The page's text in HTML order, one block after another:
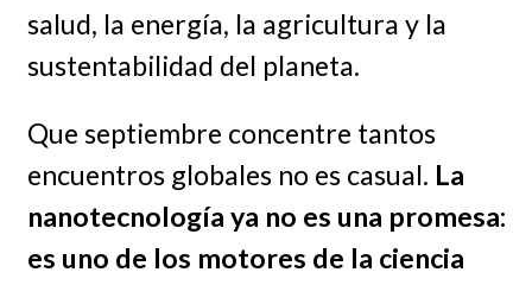
salud, la energía, la agricultura y la
sustentabilidad del planeta.
Que septiembre concentre tantos
encuentros globales no es casual. La
nanotecnología ya no es una promesa:
es uno de los motores de la ciencia